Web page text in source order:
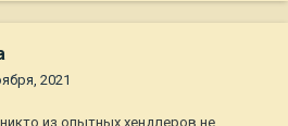
2021
из опытных хендлеров не